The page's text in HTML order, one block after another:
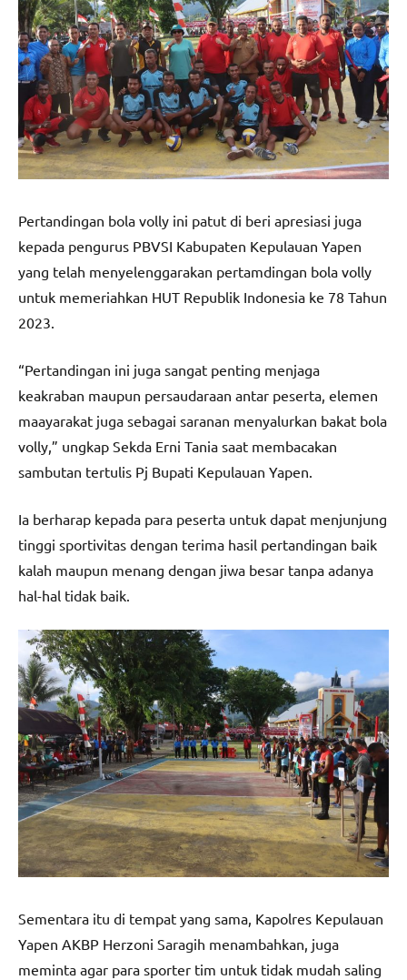
Pertandingan bola volly ini patut di beri apresiasi juga
kepada pengurus PBVSI Kabupaten Kepulauan Yapen
yang telah menyelenggarakan pertamdingan bola volly
untuk memeriahkan HUT Republik Indonesia ke 78 Tahun
2023.
“Pertandingan ini juga sangat penting menjaga
keakraban maupun persaudaraan antar peserta, elemen
maayarakat juga sebagai saranan menyalurkan bakat bola
volly,” ungkap Sekda Erni Tania saat membacakan
sambutan tertulis Pj Bupati Kepulauan Yapen.
Ia berharap kepada para peserta untuk dapat menjunjung
tinggi sportivitas dengan terima hasil pertandingan baik
kalah maupun menang dengan jiwa besar tanpa adanya
hal-hal tidak baik.
Sementara itu di tempat yang sama, Kapolres Kepulauan
Yapen AKBP Herzoni Saragih menambahkan, juga
meminta agar para sporter tim untuk tidak mudah saling